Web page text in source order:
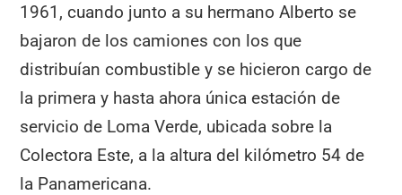
1961, cuando junto a su hermano Alberto se
bajaron de los camiones con los que
distribuían combustible y se hicieron cargo de
la primera y hasta ahora única estación de
servicio de Loma Verde, ubicada sobre la
Colectora Este, a la altura del kilómetro 54 de
la Panamericana.